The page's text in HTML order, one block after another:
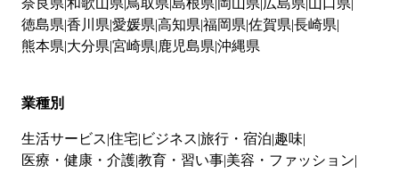
奈良県 和歌山県 鳥取県 島根県 岡山県 広島県 山口県
徳島県 香川県 愛媛県 高知県 福岡県 佐賀県 長崎県
熊本県 大分県 宮崎県 鹿児島県 沖縄県
業種別
生活サービス 住宅 ビジネス 旅行・宿泊 趣味
医療・健康・介護教育・習い事 美容・ファッション